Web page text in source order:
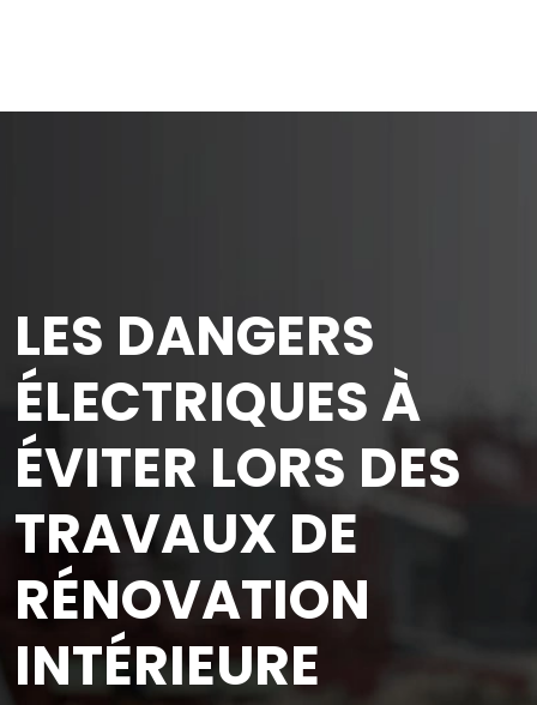
LES DANGERS
ÉLECTRIQUES À
ÉVITER LORS DES
TRAVAUX DE
RÉNOVATION
INTÉRIEURE